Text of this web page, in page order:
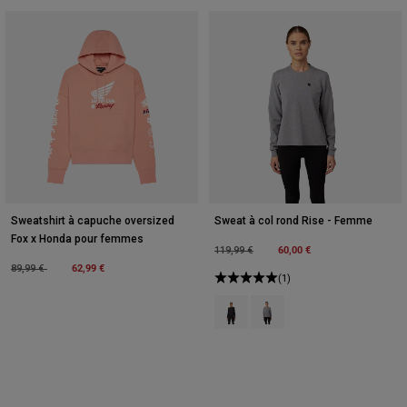
Sweatshirt à capuche oversized
Fox x Honda pour femmes
Price reduced from
89,99 €to 62,99 €
Sweat à col rond Rise - Femme
Price reduced from
119,99 €to 60,00 €
(1)
Product swatch type of Noir.
Product swatch type of